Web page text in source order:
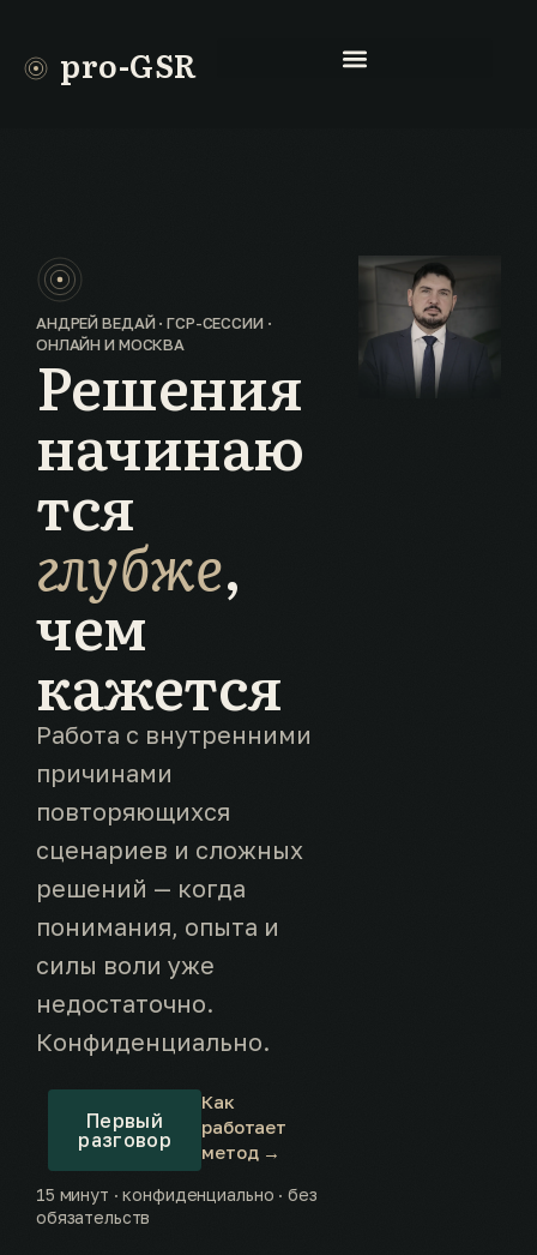
pro-GSR
АНДРЕЙ ВЕДАЙ · ГСР-СЕССИИ ·
ОНЛАЙН И МОСКВА
Решения
начинаю
тся
глубже,
чем
кажется
Работа с внутренними
причинами
повторяющихся
сценариев и сложных
решений — когда
понимания, опыта и
силы воли уже
недостаточно.
Конфиденциально.
Первый
разговор
Как
работает
метод →
15 минут · конфиденциально · без
обязательств